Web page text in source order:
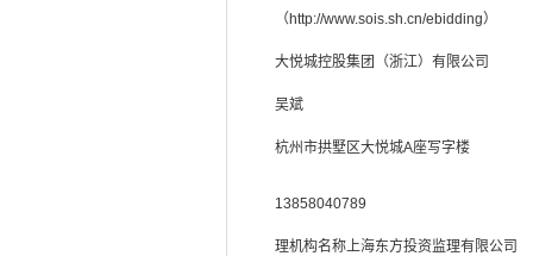
（http://www.sois.sh.cn/ebidding）
大悦城控股集团（浙江）有限公司
吴斌
杭州市拱墅区大悦城A座写字楼
13858040789
理机构名称上海东方投资监理有限公司